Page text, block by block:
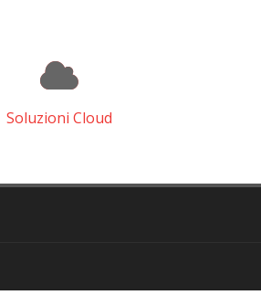
Soluzioni Cloud